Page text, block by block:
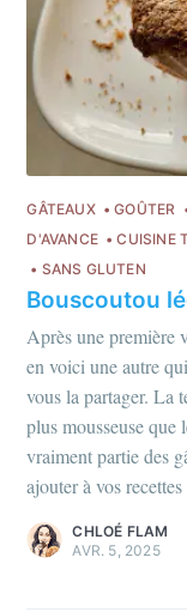
GÂTEAUX GOÛTER
D'AVANCE
CUISINE
SANS GLUTEN
Bouscoutou
Après une première
en voici une autre
vous la partager. La
plus mousseuse
vraiment partie des
ajouter à vos
CHLOÉ FLAM
AVR. 5, 2025